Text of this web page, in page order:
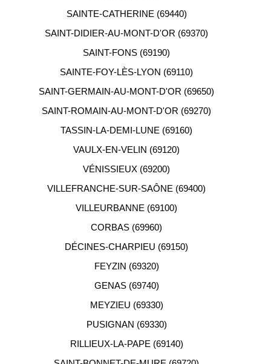
SAINTE-CATHERINE (69440)
SAINT-DIDIER-AU-MONT-D'OR (69370)
SAINT-FONS (69190)
SAINTE-FOY-LÈS-LYON (69110)
SAINT-GERMAIN-AU-MONT-D'OR (69650)
SAINT-ROMAIN-AU-MONT-D'OR (69270)
TASSIN-LA-DEMI-LUNE (69160)
VAULX-EN-VELIN (69120)
VÉNISSIEUX (69200)
VILLEFRANCHE-SUR-SAÔNE (69400)
VILLEURBANNE (69100)
CORBAS (69960)
DÉCINES-CHARPIEU (69150)
FEYZIN (69320)
GENAS (69740)
MEYZIEU (69330)
PUSIGNAN (69330)
RILLIEUX-LA-PAPE (69140)